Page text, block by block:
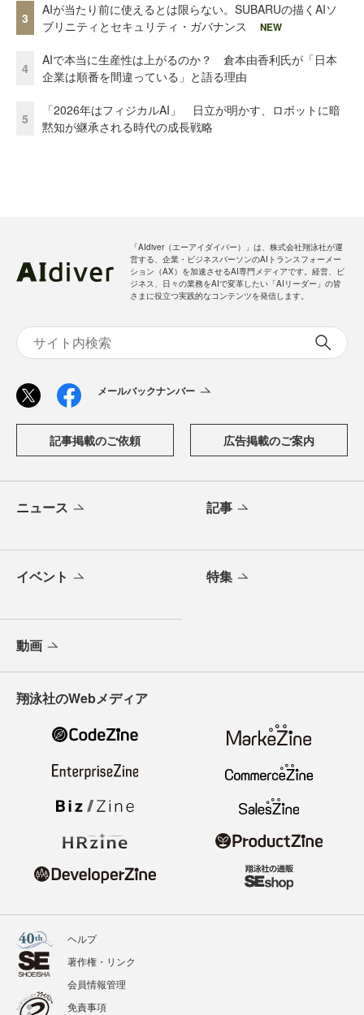
3
AIが当たり前に使えるとは限らない。SUBARUの描くAIソ
ブリニティとセキュリティ・ガバナンス
NEW
4
AIで本当に生産性は上がるのか？ 倉本由香利氏が「日本
企業は順番を間違っている」と語る理由
5
「2026年はフィジカルAI」 日立が明かす、ロボットに暗
黙知が継承される時代の成長戦略
「AIdiver（エーアイダイバー）」は、株式会社翔泳社が運
営する、企業・ビジネスパーソンのAIトランスフォーメー
ション（AX）を加速させるAI専門メディアです。経営、ビ
ジネス、日々の業務をAIで変革したい「AIリーダー」の皆
さまに役立つ実践的なコンテンツを発信します。
メールバックナンバー
記事掲載のご依頼 広告掲載のご案内
ニュース 記事
イベント 特集
動画
翔泳社のWebメディア
ヘルプ
著作権・リンク
会員情報管理
免責事項